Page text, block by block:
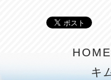
HOME
キ